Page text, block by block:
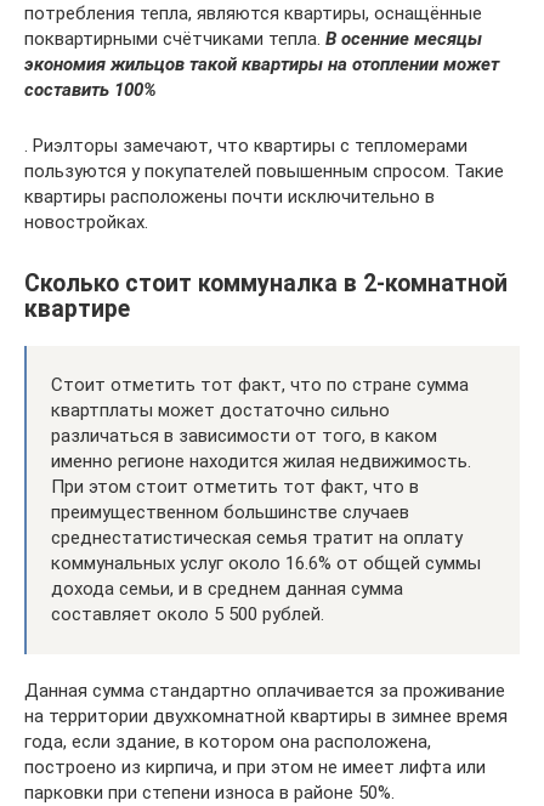
потребления тепла, являются квартиры, оснащённые
поквартирными счётчиками тепла. В осенние месяцы
экономия жильцов такой квартиры на отоплении может
составить 100%
. Риэлторы замечают, что квартиры с тепломерами
пользуются у покупателей повышенным спросом. Такие
квартиры расположены почти исключительно в
новостройках.
Сколько стоит коммуналка в 2-комнатной
квартире
Стоит отметить тот факт, что по стране сумма
квартплаты может достаточно сильно
различаться в зависимости от того, в каком
именно регионе находится жилая недвижимость.
При этом стоит отметить тот факт, что в
преимущественном большинстве случаев
среднестатистическая семья тратит на оплату
коммунальных услуг около 16.6% от общей суммы
дохода семьи, и в среднем данная сумма
составляет около 5 500 рублей.
Данная сумма стандартно оплачивается за проживание
на территории двухкомнатной квартиры в зимнее время
года, если здание, в котором она расположена,
построено из кирпича, и при этом не имеет лифта или
парковки при степени износа в районе 50%.